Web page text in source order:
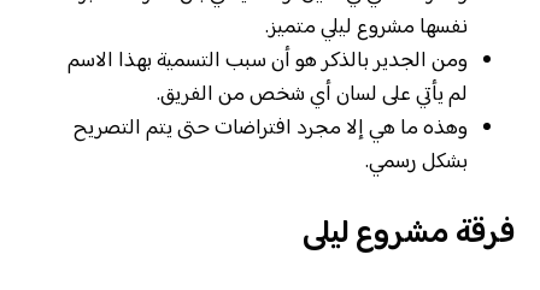
نفسها مشروع ليلي متميز.
ومن الجدير بالذكر هو أن سبب التسمية بهذا الاسم
لم يأتي على لسان أي شخص من الفريق.
وهذه ما هي إلا مجرد افتراضات حتى يتم التصريح
بشكل رسمي.
فرقة مشروع ليلى